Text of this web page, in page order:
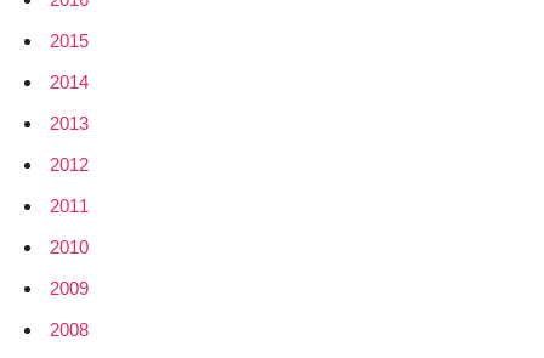
2015
2014
2013
2012
2011
2010
2009
2008